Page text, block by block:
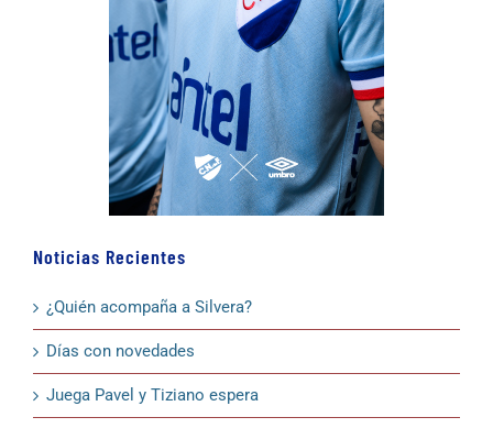
Noticias Recientes
¿Quién acompaña a Silvera?
Días con novedades
Juega Pavel y Tiziano espera